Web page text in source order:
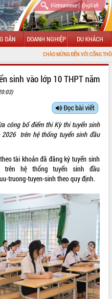
Vietnamese| English
DÂN DOANH NGHIỆP DU KHÁCH
CHÀO MỪNG ĐẾN VỚI CỔNG THÔNG
sinh vào lớp 10 THPT năm
Đọc bài viết
công bố điểm thi Kỳ thi tuyển sinh
trên hệ thống tuyển sinh đầu
tài khoản đã đăng ký tuyển sinh
hệ thống tuyển sinh đầu
truong-tuyen-sinh theo quy định.